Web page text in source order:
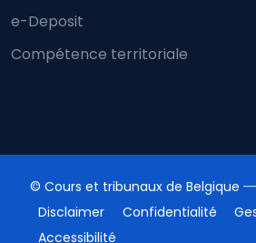
e-Deposit
Compétence territoriale
© Cours et tribunaux de Belgique
Disclaimer
Confidentialité
Accessibilité